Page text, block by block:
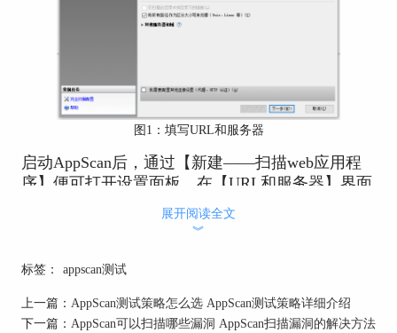
图1：填写URL和服务器
启动AppScan后，通过【新建——扫描web应用程
序】便可打开设置面板，在【URL和服务器】界面
填写目标站点即可。
展开阅读全文
︾
标签： appscan测试
上一篇： AppScan测试策略怎么选 AppScan测试策略详细介绍
下一篇： AppScan可以扫描哪些漏洞 AppScan扫描漏洞的解决方法